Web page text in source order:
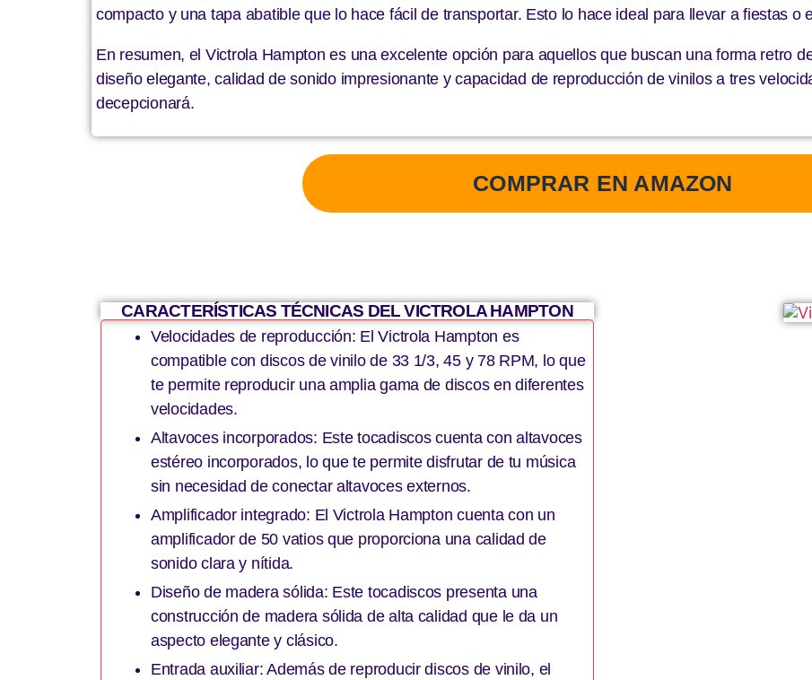
compacto y una tapa abatible que lo hace fácil de transportar. Esto lo hace ideal para llevar a fiestas o
En resumen, el Victrola Hampton es una excelente opción para aquellos que buscan una forma retro
diseño elegante, calidad de sonido impresionante y capacidad de reproducción de vinilos a tres
decepcionará.
COMPRAR EN AMAZON
CARACTERÍSTICAS TÉCNICAS DEL VICTROLA HAMPTON
Velocidades de reproducción: El Victrola Hampton es
compatible con discos de vinilo de 33 1/3, 45 y 78 RPM, lo que
te permite reproducir una amplia gama de discos en diferentes
velocidades.
Altavoces incorporados: Este tocadiscos cuenta con altavoces
estéreo incorporados, lo que te permite disfrutar de tu música
sin necesidad de conectar altavoces externos.
Amplificador integrado: El Victrola Hampton cuenta con un
amplificador de 50 vatios que proporciona una calidad de
sonido clara y nítida.
Diseño de madera sólida: Este tocadiscos presenta una
construcción de madera sólida de alta calidad que le da un
aspecto elegante y clásico.
Entrada auxiliar: Además de reproducir discos de vinilo, el